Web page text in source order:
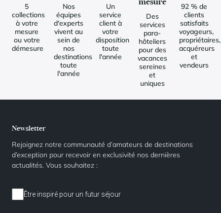
5
collections
à votre
mesure
ou votre
démesure
Nos
équipes
d'experts
vivent au
sein de
nos
destinations
toute
l'année
Un
service
client à
votre
disposition
toute
l'année
Des
services
para-
hôteliers
pour des
vacances
sereines
et
uniques
92 % de
clients
satisfaits
voyageurs,
propriétaires,
acquéreurs
et
vendeurs
Newsletter
Rejoignez notre communauté d’amateurs de destinations
d’exception pour recevoir en exclusivité nos dernières
actualités. Vous souhaitez :
Être inspiré pour un futur séjour